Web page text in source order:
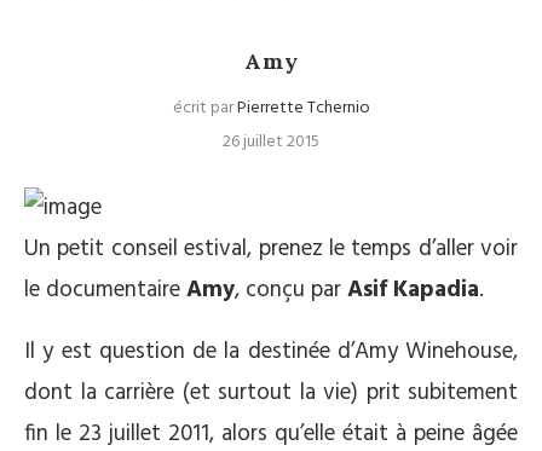
Amy
écrit parPierrette Tchernio
26 juillet 2015
Un petit conseil estival, prenez le temps d’aller voir
le documentaireAmy, conçu parAsif Kapadia.
Il y est question de la destinée d’Amy Winehouse,
dont la carrière (et surtout la vie) prit subitement
fin le 23 juillet 2011, alors qu’elle était à peine âgée